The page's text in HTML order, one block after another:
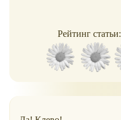
Рейтинг статьи: